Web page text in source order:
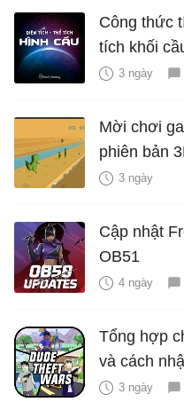
Công thức
tích khối
3 ngày
Mời chơi
phiên bản
3 ngày
Cập nhật
OB51
4 ngày
Tổng hợp
và cách
3 ngày